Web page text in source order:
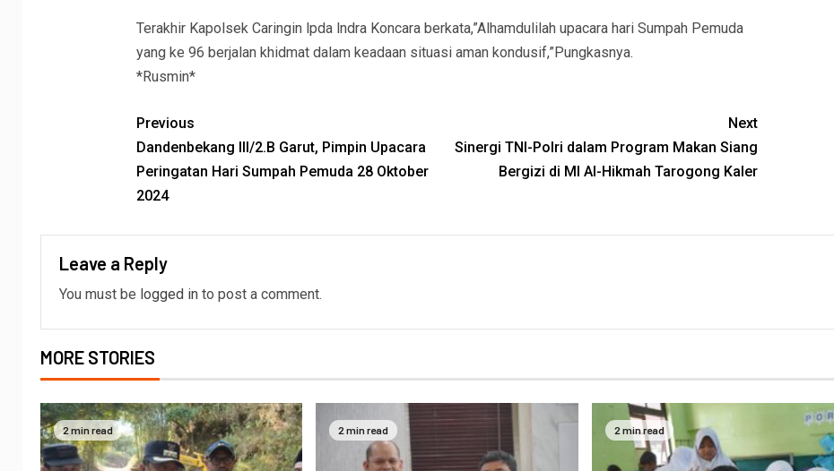
Terakhir Kapolsek Caringin lpda lndra Koncara berkata,”Alhamdulilah upacara hari Sumpah Pemuda
yang ke 96 berjalan khidmat dalam keadaan situasi aman kondusif,”Pungkasnya.
*Rusmin*
Previous
Dandenbekang III/2.B Garut, Pimpin Upacara
Peringatan Hari Sumpah Pemuda 28 Oktober
2024
Next
Sinergi TNI-Polri dalam Program Makan Siang
Bergizi di MI Al-Hikmah Tarogong Kaler
Leave a Reply
You must be logged in to post a comment.
MORE STORIES
2 min read 2 min read 2 min read